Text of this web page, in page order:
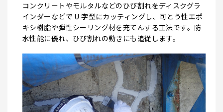
コンクリートやモルタルなどのひび割れをディスクグラ
インダーなどで U 字型にカッティングし、可とう性エポ
キシ樹脂や弾性シーリング材を充てんする工法です。防
水性能に優れ、ひび割れの動きにも追従します。